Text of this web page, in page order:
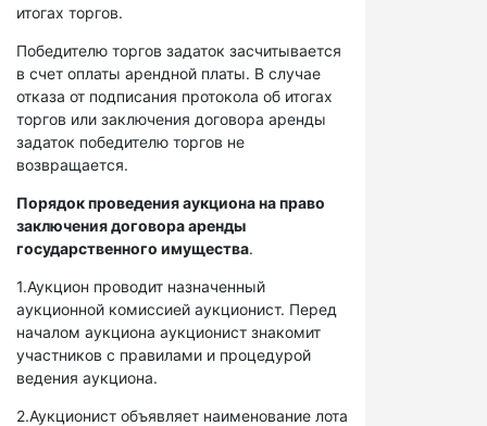
итогах торгов.
Победителю торгов задаток засчитывается
в счет оплаты арендной платы. В случае
отказа от подписания протокола об итогах
торгов или заключения договора аренды
задаток победителю торгов не
возвращается.
Порядок проведения аукциона на право
заключения договора аренды
государственного имущества.
1.Аукцион проводит назначенный
аукционной комиссией аукционист. Перед
началом аукциона аукционист знакомит
участников с правилами и процедурой
ведения аукциона.
2.Аукционист объявляет наименование лота